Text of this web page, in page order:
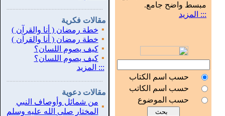
مقالات فكرية
▪ خطة رمضان ( أنا والقرآن )
▪ خطة رمضان ( أنا والقرآن )
▪ كيف يصوم اللسان؟
▪ كيف يصوم اللسان؟
::: المزيد
مقالات دعوية
▪
من شمائل وأوصاف النبي
المختار صلى الله عليه وسلم
مبسط واضح جامع.
::: المزيد
حسب اسم الكتاب
حسب اسم الكاتب
حسب الموضوع